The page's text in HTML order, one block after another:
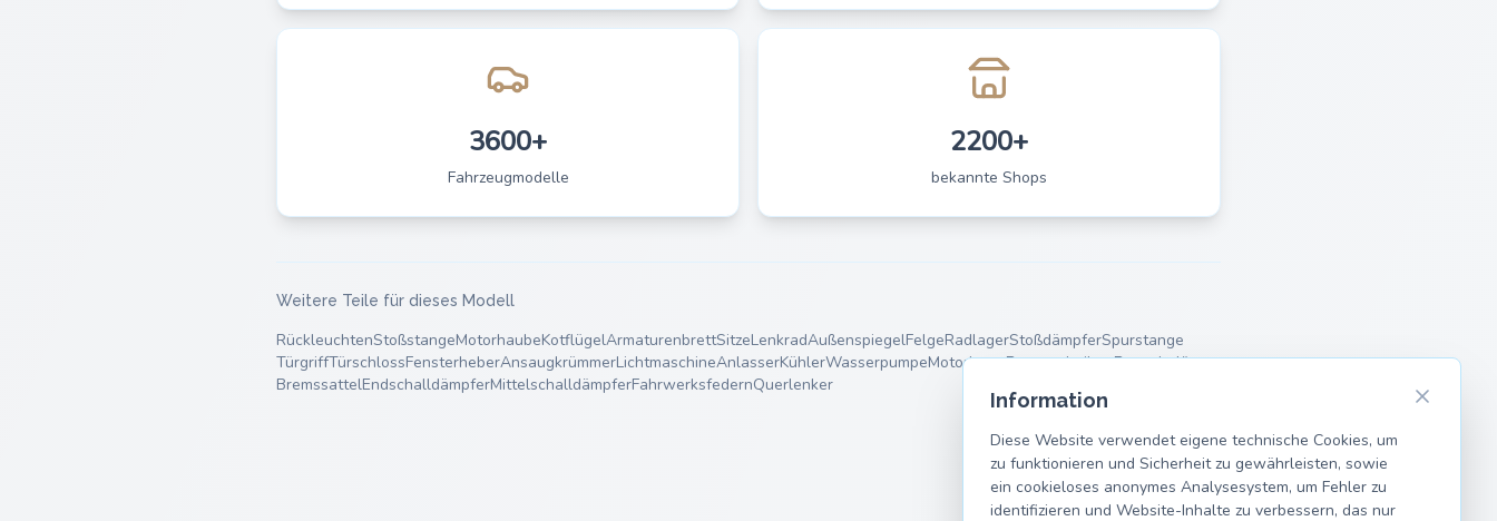
3600+
Fahrzeugmodelle
2200+
bekannte Shops
Weitere Teile für dieses Modell
RückleuchtenStoßstangeMotorhaubeKotflügelArmaturenbrettSitzeLenkradAußenspiegelFelgeRadlagerStoßdämpferSpurstange
TürgriffTürschlossFensterheberAnsaugkrümmerLichtmaschineAnlasserKühlerWasserpumpeMotorlagerBremsscheibenBremsbeläge
BremssattelEndschalldämpferMittelschalldämpferFahrwerksfedernQuerlenker
Information
Diese Website verwendet eigene technische Cookies, um
zu funktionieren und Sicherheit zu gewährleisten, sowie
ein cookieloses anonymes Analysesystem, um Fehler zu
identifizieren und Website-Inhalte zu verbessern, das nur